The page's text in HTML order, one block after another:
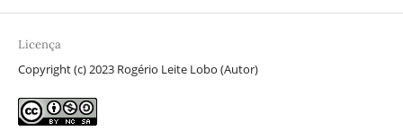
Licença
Copyright (c) 2023 Rogério Leite Lobo (Autor)